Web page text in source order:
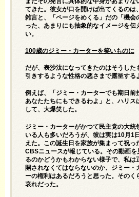
てきた。彼女が口を開けば出てくるのは
雑言と、「ページをめくる」だの「機会
った、あまりにも抽象的なイメージを伝
い。
100歳のジミー・カーターを笑いものに
だが、表沙汰になってきたのはそうした
引きするような性格の悪さまで露呈する
例えば、「ジミー・カーターでも期日前
あなたたちにもできるわよ」と、ハリス
して、大爆笑した。
ジミー・カーターがかつて民主党の大統
いる人も多いだろうが、彼は実は10月1
えた。この誕生日を家族が集まって祝っ
CBSニュースが報じている。その動画を
るのかどうかもわからない様子で、私は
開されなくてはならないのか、ジミー・
ーの権利はあるだろうと思った。そのく
哀れだった。